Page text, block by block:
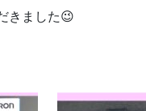
きました😉